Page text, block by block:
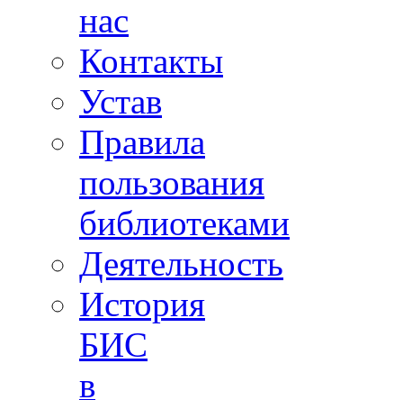
нас
Контакты
Устав
Правила
пользования
библиотеками
Деятельность
История
БИС
в